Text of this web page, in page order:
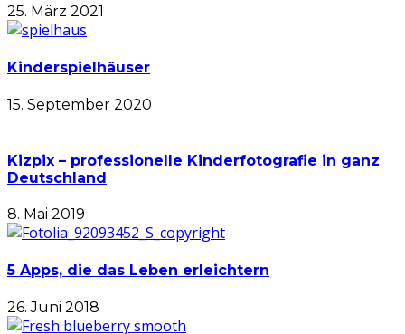
25. März 2021
Kinderspielhäuser
15. September 2020
Kizpix – professionelle Kinderfotografie in ganz
Deutschland
8. Mai 2019
5 Apps, die das Leben erleichtern
26. Juni 2018